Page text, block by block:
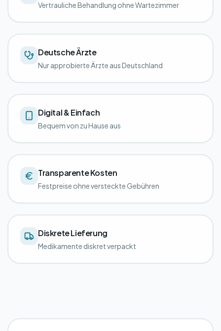
Vertrauliche Behandlung ohne Wartezimmer
Deutsche Ärzte
Nur approbierte Ärzte aus Deutschland
Digital & Einfach
Bequem von zu Hause aus
Transparente Kosten
Festpreise ohne versteckte Gebühren
Diskrete Lieferung
Medikamente diskret verpackt